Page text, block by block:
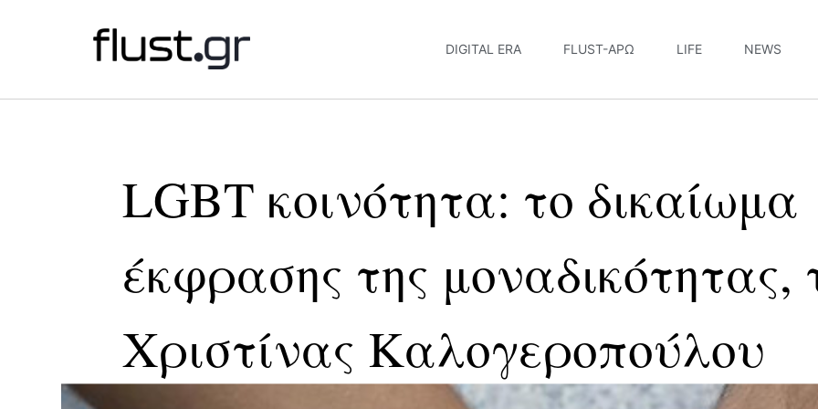
DIGITAL ERA FLUST-ΆΡΩ LIFE NEWS
LGBT κοινότητα: το δικαίωμα
έκφρασης της μοναδικότητας,
Χριστίνας Καλογεροπούλου